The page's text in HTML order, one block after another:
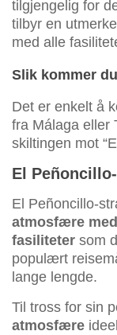
tilgjengelig for
tilbyr en
med alle
Slik kommer
Det er enkelt å
fra Málaga eller
skiltingen mot
El
El Peñoncillo-
atmosfære
fasiliteter som
populært
lange lengde.
Til tross for sin
atmosfære